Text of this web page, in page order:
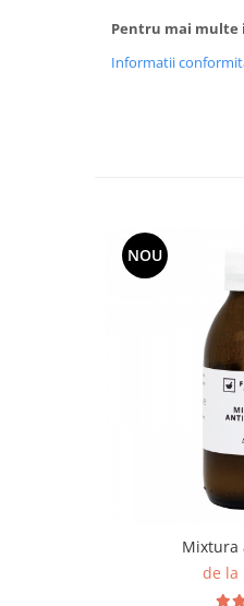
Pentru mai multe
Informatii
NOU
Mixtura
de la